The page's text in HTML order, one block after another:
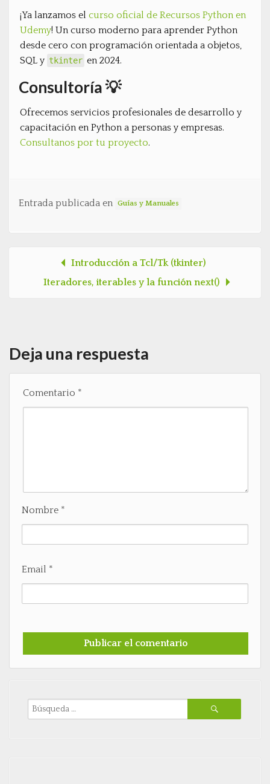
¡Ya lanzamos el curso oficial de Recursos Python en
Udemy! Un curso moderno para aprender Python
desde cero con programación orientada a objetos,
SQL y tkinter en 2024.
Consultoría 💡
Ofrecemos servicios profesionales de desarrollo y
capacitación en Python a personas y empresas.
Consultanos por tu proyecto.
Entrada publicada en Guías y Manuales
Post navigation
Introducción a Tcl/Tk (tkinter)
Iteradores, iterables y la función next()
Deja una respuesta
Comentario *
Nombre *
Email *